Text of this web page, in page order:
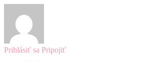
Prihlásiť sa Pripojiť